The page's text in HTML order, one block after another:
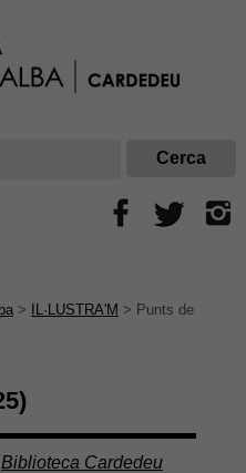
> IL·LUSTRA'M > Punts de
Biblioteca Cardedeu